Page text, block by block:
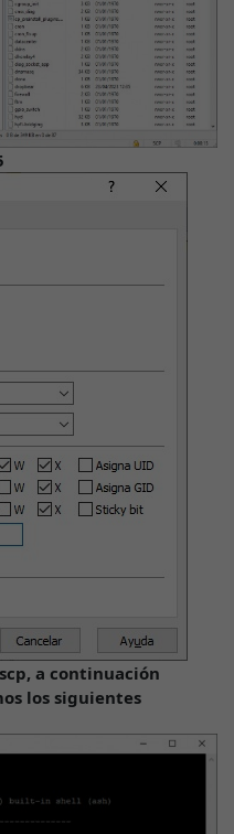
a continuación
los siguientes